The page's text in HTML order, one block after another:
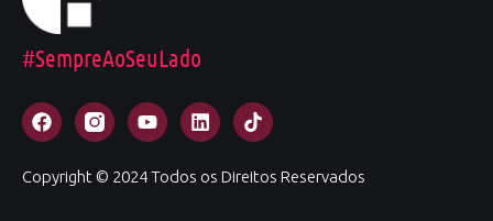
#SempreAoSeuLado
Copyright © 2024 Todos os Direitos Reservados